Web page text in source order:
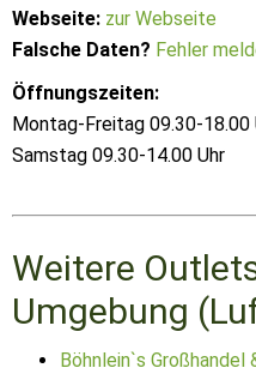
Webseite: zur Webseite
Falsche Daten? Fehler
Öffnungszeiten:
Montag-Freitag 09.30-18.00
Samstag 09.30-14.00 Uhr
Weitere
Umgebung
Böhnlein`s